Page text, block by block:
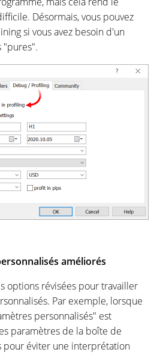
Désormais, vous pouvez
si vous avez besoin d'un
"pures".
améliorés
options révisées pour travailler
Par exemple, lorsque
personnalisés" est
paramètres de la boîte de
pour éviter une interprétation